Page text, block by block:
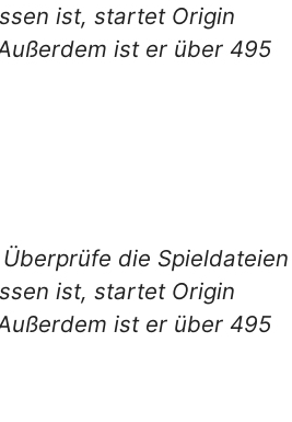
ist, startet Origin
ist er über 495
die Spieldateien
ist, startet Origin
ist er über 495